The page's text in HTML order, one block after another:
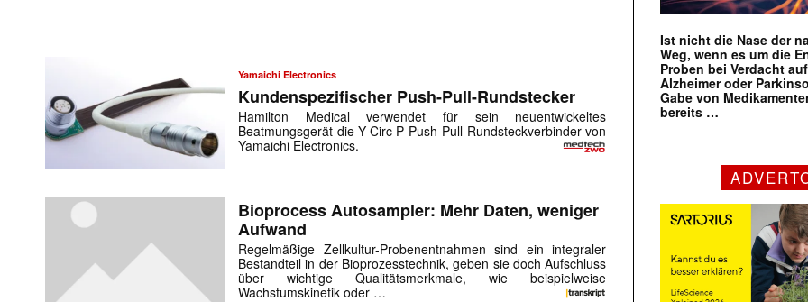
Yamaichi Electronics
Kundenspezifischer Push-Pull-Rundstecker
Hamilton Medical verwendet für sein neuentwickeltes
Beatmungsgerät die Y-Circ P Push-Pull-Rundsteckverbinder von
Yamaichi Electronics.
Bioprocess Autosampler: Mehr Daten, weniger
Aufwand
Regelmäßige Zellkultur-Probenentnahmen sind ein integraler
Bestandteil in der Bioprozesstechnik, geben sie doch Aufschluss
über wichtige Qualitätsmerkmale, wie beispielweise
Wachstumskinetik oder …
Ist nicht die Nase der
Weg, wenn es um die
Proben bei Verdacht
Alzheimer oder
Gabe von
bereits …